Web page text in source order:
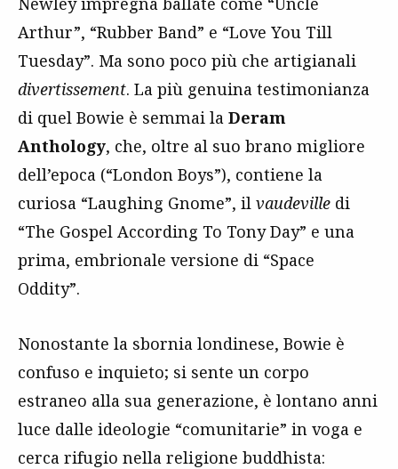
Arthur”, “Rubber Band” e “Love You Till
Tuesday”. Ma sono poco più che artigianali
divertissement. La più genuina testimonianza
di quel Bowie è semmai la Deram
Anthology, che, oltre al suo brano migliore
dell’epoca (“London Boys”), contiene la
curiosa “Laughing Gnome”, il vaudeville di
“The Gospel According To Tony Day” e una
prima, embrionale versione di “Space
Oddity”.
Nonostante la sbornia londinese, Bowie è
confuso e inquieto; si sente un corpo
estraneo alla sua generazione, è lontano anni
luce dalle ideologie “comunitarie” in voga e
cerca rifugio nella religione buddhista: